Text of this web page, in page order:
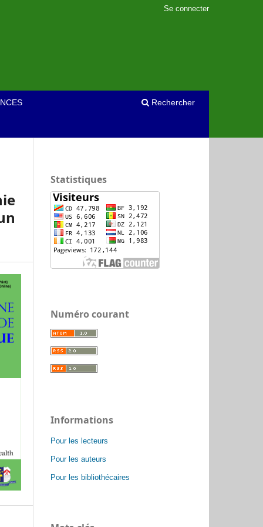
Rechercher
Se connecter
Statistiques
Numéro courant
Informations
Pour les lecteurs
Pour les auteurs
Pour les bibliothécaires